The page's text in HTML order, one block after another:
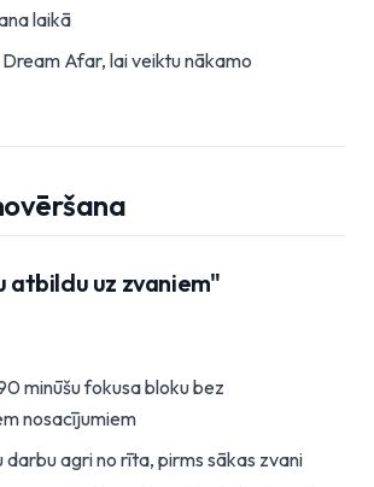
laikā
Afar, lai veiktu nākamo
atbildu uz zvaniem"
minūšu fokusa bloku bez
nosacījumiem
darbu agri no rīta, pirms sākas zvani